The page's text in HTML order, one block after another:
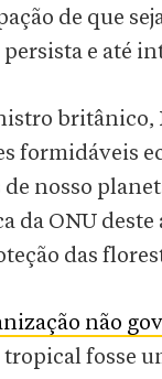
de que
e até
britânico,
formidáveis
nosso
da ONU deste
das
não
fosse